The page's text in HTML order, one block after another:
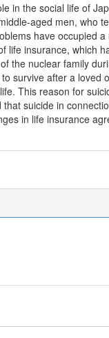
in the social life of
aged men, who
have occupied
life insurance, which
the nuclear family
survive after a loved
This reason for
suicide in
in life insurance